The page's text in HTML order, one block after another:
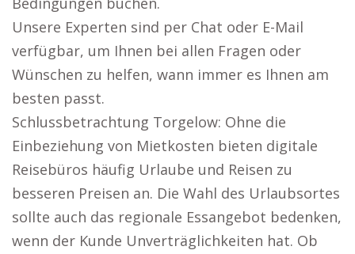
Unsere Experten sind per Chat oder E-Mail
verfügbar, um Ihnen bei allen Fragen oder
Wünschen zu helfen, wann immer es Ihnen am
besten passt.
Schlussbetrachtung Torgelow: Ohne die
Einbeziehung von Mietkosten bieten digitale
Reisebüros häufig Urlaube und Reisen zu
besseren Preisen an. Die Wahl des Urlaubsortes
sollte auch das regionale Essangebot bedenken,
wenn der Kunde Unverträglichkeiten hat. Ob